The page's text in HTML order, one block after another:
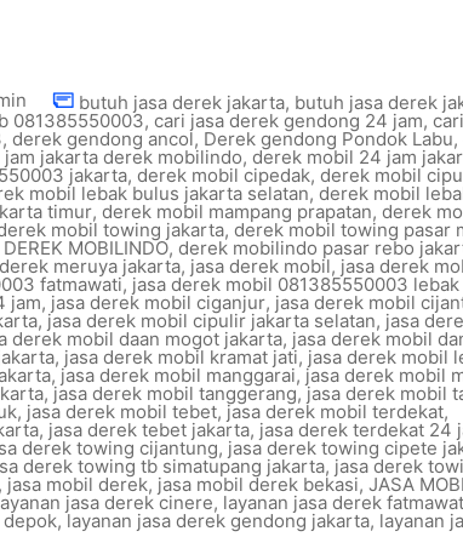
butuh jasa derek jakarta, butuh jasa derek
081385550003, cari jasa derek gendong 24 jam,
, derek gendong ancol, Derek gendong Pondok Labu,
jakarta derek mobilindo, derek mobil 24 jam
jakarta, derek mobil cipedak, derek mobil
mobil lebak bulus jakarta selatan, derek mobil
timur, derek mobil mampang prapatan, derek
mobil towing jakarta, derek mobil towing pasar
DEREK MOBILINDO, derek mobilindo pasar rebo
meruya jakarta, jasa derek mobil, jasa derek
fatmawati, jasa derek mobil 081385550003
jam, jasa derek mobil ciganjur, jasa derek mobil
, jasa derek mobil cipulir jakarta selatan, jasa
derek mobil daan mogot jakarta, jasa derek mobil
, jasa derek mobil kramat jati, jasa derek mobil
, jasa derek mobil manggarai, jasa derek mobil
,jasa derek mobil tanggerang,jasa derek mobil
, jasa derek mobil tebet, jasa derek mobil terdekat,
, jasa derek tebet jakarta, jasa derek terdekat 24
derek towing cijantung, jasa derek towing cipete
derek towing tb simatupang jakarta, jasa derek
, jasa mobil derek, jasa mobil derek bekasi, JASA
jasa derek cinere, layanan jasa derek
depok,layanan jasa derek gendong jakarta, layanan